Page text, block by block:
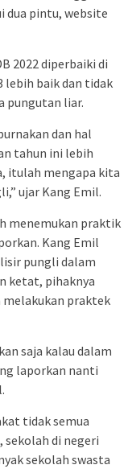
dua pintu, website
2022 diperbaiki di
lebih baik dan tidak
pungutan liar.
dan hal
tahun ini lebih
itulah mengapa kita
ujar Kang Emil.
menemukan praktik
Kang Emil
pungli dalam
ketat, pihaknya
melakukan praktek
saja kalau dalam
laporkan nanti
tidak semua
sekolah di negeri
sekolah swasta